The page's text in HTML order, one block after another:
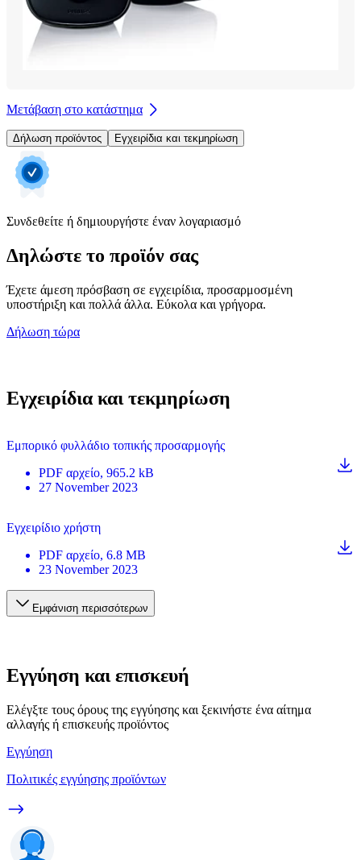
Μετάβαση στο κατάστημα
Δήλωση προϊόντος Εγχειρίδια και τεκμηρίωση
Συνδεθείτε ή δημιουργήστε έναν λογαριασμό
Δηλώστε το προϊόν σας
Έχετε άμεση πρόσβαση σε εγχειρίδια, προσαρμοσμένη
υποστήριξη και πολλά άλλα. Εύκολα και γρήγορα.
Δήλωση τώρα
Εγχειρίδια και τεκμηρίωση
Εμπορικό φυλλάδιο τοπικής προσαρμογής
PDF αρχείο, 965.2 kB
27 November 2023
Εγχειρίδιο χρήστη
PDF αρχείο, 6.8 MB
23 November 2023
Εμφάνιση περισσότερων
Εγγύηση και επισκευή
Ελέγξτε τους όρους της εγγύησης και ξεκινήστε ένα αίτημα
αλλαγής ή επισκευής προϊόντος
Εγγύηση
Πολιτικές εγγύησης προϊόντων